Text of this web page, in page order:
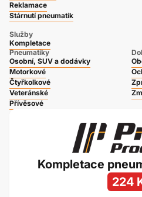
Reklamace
Stárnutí pneumatik
Služby
Kompletace
Pneumatiky
Osobní, SUV a dodávky
Motorkové
Čtyřkolkové
Veteránské
Přívěsové
Kompletace
224